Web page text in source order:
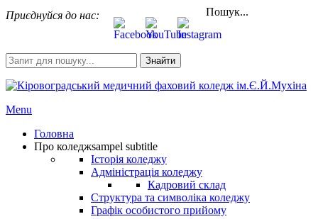
Приєднуйся до нас: Пошук...
Знайти
Menu
Головна
Про коледжsampel subtitle
Історія коледжу
Адміністрація коледжу
Кадровий склад
Структура та символіка коледжу
Графік особистого прийому